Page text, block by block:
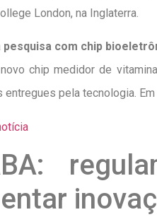
London, na Inglaterra.
pesquisa com chip
chip medidor de
entregues pela tecnologia.